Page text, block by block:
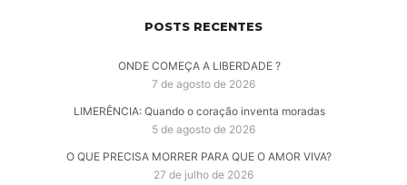
POSTS RECENTES
ONDE COMEÇA A LIBERDADE ?
7 de agosto de 2026
LIMERÊNCIA: Quando o coração inventa moradas
5 de agosto de 2026
O QUE PRECISA MORRER PARA QUE O AMOR VIVA?
27 de julho de 2026